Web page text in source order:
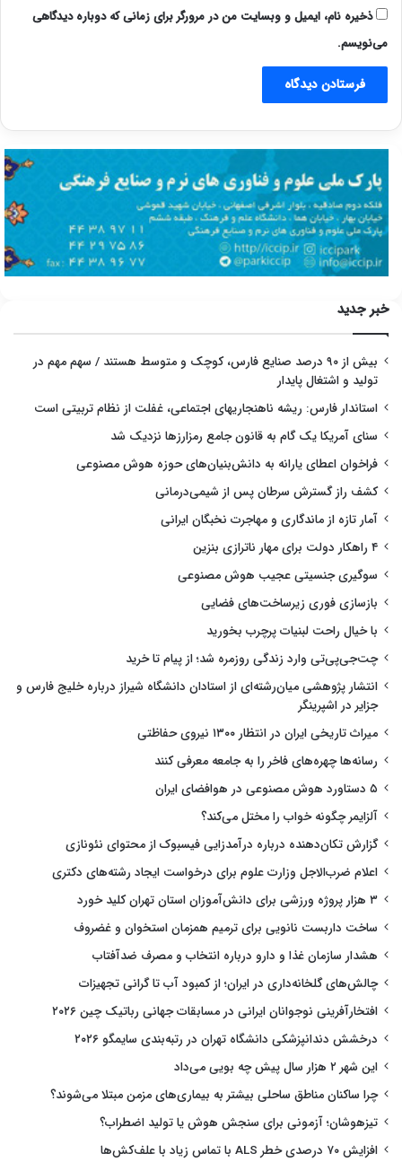
ذخیره نام، ایمیل و وبسایت من در مرورگر برای زمانی که دوباره دیدگاهی
می‌نویسم.
خبر جدید
بیش از ۹۰ درصد صنایع فارس، کوچک و متوسط هستند / سهم مهم در
تولید و اشتغال پایدار
استاندار فارس: ریشه ناهنجاریهای اجتماعی، غفلت از نظام تربیتی است
سنای آمریکا یک گام به قانون جامع رمزارزها نزدیک شد
فراخوان اعطای یارانه به دانش‌بنیان‌های حوزه هوش مصنوعی
کشف راز گسترش سرطان پس از شیمی‌درمانی
آمار تازه از ماندگاری و مهاجرت نخبگان ایرانی
۴ راهکار دولت برای مهار ناترازی بنزین
سوگیری جنسیتی عجیب هوش مصنوعی
بازسازی فوری زیرساخت‌های فضایی
با خیال راحت لبنیات پرچرب بخورید
چت‌جی‌پی‌تی وارد زندگی روزمره شد؛ از پیام تا خرید
انتشار پژوهشی میان‌رشته‌ای از استادان دانشگاه شیراز درباره خلیج فارس و
جزایر در اشپرینگر
میراث تاریخی ایران در انتظار ۱۳۰۰ نیروی حفاظتی
رسانه‌ها چهره‌های فاخر را به جامعه معرفی کنند
۵ دستاورد هوش مصنوعی در هوافضای ایران
آلزایمر چگونه خواب را مختل می‌کند؟
گزارش تکان‌دهنده درباره درآمدزایی فیسبوک از محتوای نئونازی
اعلام ضرب‌الاجل وزارت علوم برای درخواست ایجاد رشته‌های دکتری
۳ هزار پروژه ورزشی برای دانش‌آموزان استان تهران کلید خورد
ساخت داربست نانویی برای ترمیم همزمان استخوان و غضروف
هشدار سازمان غذا و دارو درباره انتخاب و مصرف ضدآفتاب
چالش‌های گلخانه‌داری در ایران؛ از کمبود آب تا گرانی تجهیزات
افتخارآفرینی نوجوانان ایرانی در مسابقات جهانی رباتیک چین ۲۰۲۶
درخشش دندانپزشکی دانشگاه تهران در رتبه‌بندی سایمگو ۲۰۲۶
این شهر ۲ هزار سال پیش چه بویی می‌داد
چرا ساکنان مناطق ساحلی بیشتر به بیماری‌های مزمن مبتلا می‌شوند؟
تیزهوشان؛ آزمونی برای سنجش هوش یا تولید اضطراب؟
افزایش ۷۰ درصدی خطر ALS با تماس زیاد با علف‌کش‌ها